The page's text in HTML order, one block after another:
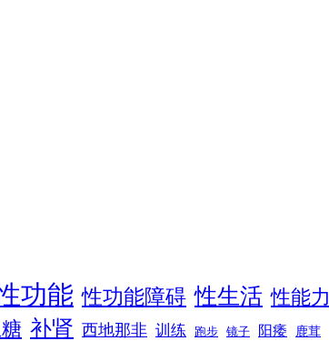
功能 性功能障碍 性生活 性能力
补肾 西地那非 训练 跑步 镜子 阳痿 鹿茸